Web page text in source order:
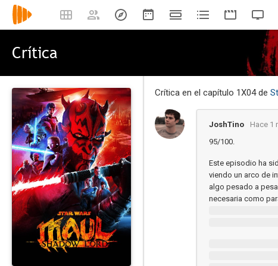
Crítica
Crítica en el capítulo 1X04 de
JoshTino Hace 1
95/100.
Este episodio ha
viendo un arco de
algo pesado a
necesaria como